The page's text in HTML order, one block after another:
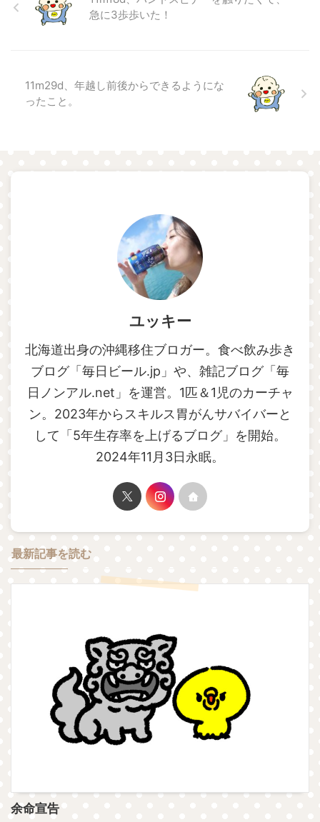
急に3歩歩いた！
11m29d、年越し前後からできるようにな
ったこと。
ユッキー
北海道出身の沖縄移住ブロガー。食べ飲み歩き
ブログ「毎日ビール.jp」や、雑記ブログ「毎
日ノンアル.net」を運営。1匹＆1児のカーチャ
ン。2023年からスキルス胃がんサバイバーと
して「5年生存率を上げるブログ」を開始。
2024年11月3日永眠。
最新記事を読む
余命宣告